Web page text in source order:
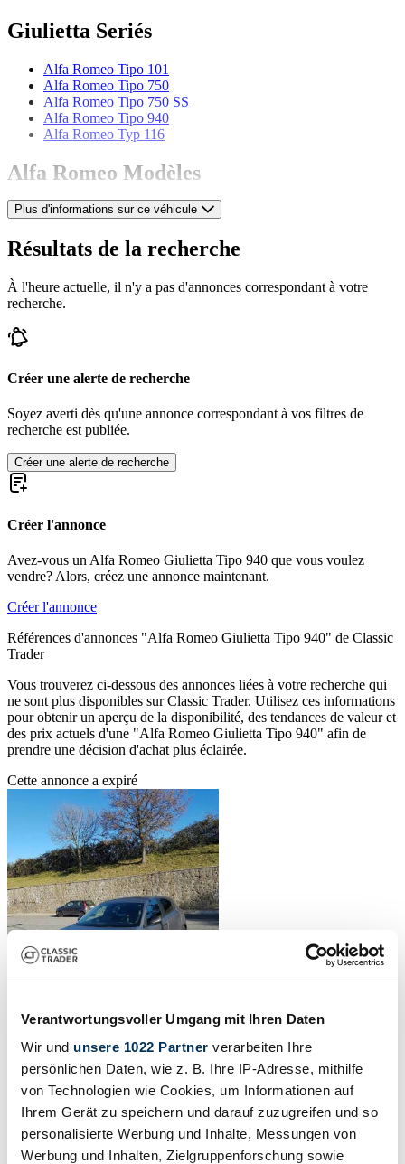
Verantwortungsvoller Umgang mit Ihren Daten
Wir und unsere 1022 Partner verarbeiten Ihre
persönlichen Daten, wie z. B. Ihre IP-Adresse, mithilfe
von Technologien wie Cookies, um Informationen auf
Ihrem Gerät zu speichern und darauf zuzugreifen und so
personalisierte Werbung und Inhalte, Messungen von
Werbung und Inhalten, Zielgruppenforschung sowie
Giulietta Seriés
Alfa Romeo Tipo 101
Alfa Romeo Tipo 750
Alfa Romeo Tipo 750 SS
Alfa Romeo Tipo 940
Alfa Romeo Typ 116
Alfa Romeo Modèles
Alfa Romeo 164
Alfa Romeo 2000
Alfa Romeo 2600
Alfa Romeo 75
Alfa Romeo Alfetta
Alfa Romeo Spider
Plus d'informations sur ce véhicule
Résultats de la recherche
À l'heure actuelle, il n'y a pas d'annonces correspondant à votre
recherche.
Créer une alerte de recherche
Soyez averti dès qu'une annonce correspondant à vos filtres de
recherche est publiée.
Créer une alerte de recherche
Créer l'annonce
Avez-vous un Alfa Romeo Giulietta Tipo 940 que vous voulez
vendre? Alors, créez une annonce maintenant.
Créer l'annonce
Références d'annonces "Alfa Romeo Giulietta Tipo 940" de Classic
Trader
Vous trouverez ci-dessous des annonces liées à votre recherche qui
ne sont plus disponibles sur Classic Trader. Utilisez ces informations
pour obtenir un aperçu de la disponibilité, des tendances de valeur et
des prix actuels d'une "Alfa Romeo Giulietta Tipo 940" afin de
prendre une décision d'achat plus éclairée.
Cette annonce a expiré
Convertie
2016 | Alfa Romeo Giulietta 1.8 TBi 16V QV
Limited series of 999 pieces